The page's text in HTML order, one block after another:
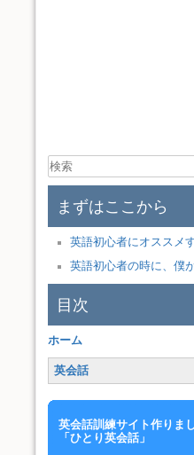
まずはここから
英語初心者にオススメ
英語初心者の時に、僕
目次
ホーム
英会話
英会話訓練サイト作りま
「ひとり英会話」